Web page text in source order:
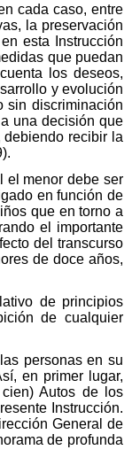
cada caso, entre
la preservación
esta Instrucción
que puedan
los deseos,
y evolución
sin discriminación
una decisión que
recibir la
el menor debe ser
en función de
que en torno a
el importante
del transcurso
de doce años,
de principios
de cualquier
personas en su
en primer lugar,
Autos de los
Instrucción.
General de
de profunda